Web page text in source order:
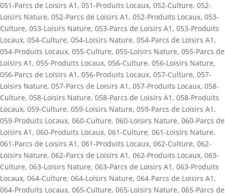
051-Parcs de Loisirs A1 , 051-Produits Locaux, 052-Culture, 052-
Loisirs Nature, 052-Parcs de Loisirs A1 , 052-Produits Locaux, 053-
Culture, 053-Loisirs Nature, 053-Parcs de Loisirs A1 , 053-Produits
Locaux, 054-Culture, 054-Loisirs Nature, 054-Parcs de Loisirs A1 ,
054-Produits Locaux, 055-Culture, 055-Loisirs Nature, 055-Parcs de
Loisirs A1 , 055-Produits Locaux, 056-Culture, 056-Loisirs Nature,
056-Parcs de Loisirs A1 , 056-Produits Locaux, 057-Culture, 057-
Loisirs Nature, 057-Parcs de Loisirs A1 , 057-Produits Locaux, 058-
Culture, 058-Loisirs Nature, 058-Parcs de Loisirs A1 , 058-Produits
Locaux, 059-Culture, 059-Loisirs Nature, 059-Parcs de Loisirs A1 ,
059-Produits Locaux, 060-Culture, 060-Loisirs Nature, 060-Parcs de
Loisirs A1 , 060-Produits Locaux, 061-Culture, 061-Loisirs Nature,
061-Parcs de Loisirs A1 , 061-Produits Locaux, 062-Culture, 062-
Loisirs Nature, 062-Parcs de Loisirs A1 , 062-Produits Locaux, 063-
Culture, 063-Loisirs Nature, 063-Parcs de Loisirs A1 , 063-Produits
Locaux, 064-Culture, 064-Loisirs Nature, 064-Parcs de Loisirs A1 ,
064-Produits Locaux, 065-Culture, 065-Loisirs Nature, 065-Parcs de